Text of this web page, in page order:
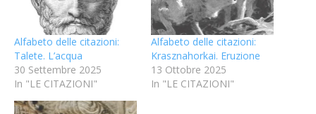
Alfabeto delle citazioni:
Talete. L’acqua
30 Settembre 2025
In "LE CITAZIONI"
Alfabeto delle citazioni:
Krasznahorkai. Eruzione
13 Ottobre 2025
In "LE CITAZIONI"